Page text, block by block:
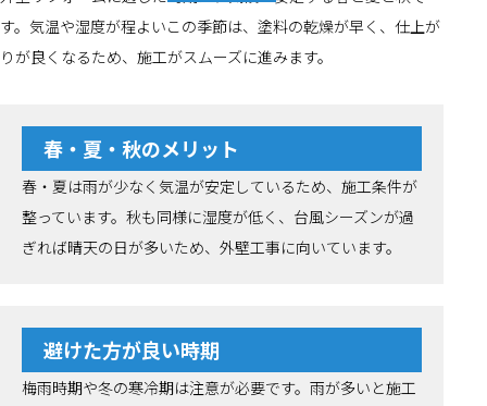
す。気温や湿度が程よいこの季節は、塗料の乾燥が早く、仕上が
りが良くなるため、施工がスムーズに進みます。
春・夏・秋のメリット
春・夏は雨が少なく気温が安定しているため、施工条件が
整っています。秋も同様に湿度が低く、台風シーズンが過
ぎれば晴天の日が多いため、外壁工事に向いています。
避けた方が良い時期
梅雨時期や冬の寒冷期は注意が必要です。雨が多いと施工